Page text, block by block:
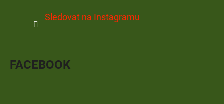
Sledovat na Instagramu
FACEBOOK